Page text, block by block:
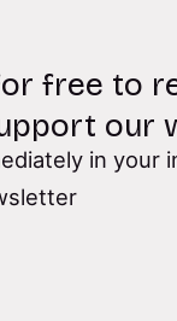
free to
our
in your